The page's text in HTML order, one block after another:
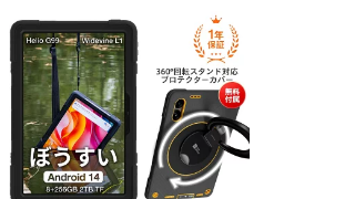
話 10日間長時間駆動 Bluetooth 5.4通
話 iOS/Android両対応